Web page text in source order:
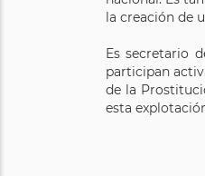
la creación de
Es secretario
participan
de la
esta